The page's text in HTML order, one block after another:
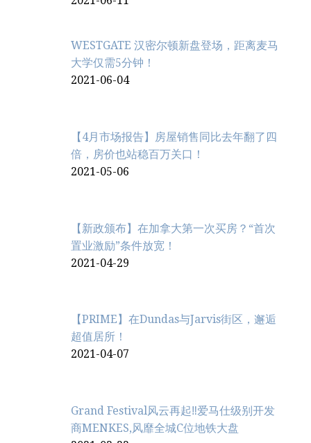
WESTGATE 汉密尔顿新盘登场，距离麦马
大学仅需5分钟！
2021-06-04
【4月市场报告】房屋销售同比去年翻了四
倍，房价也站稳百万关口！
2021-05-06
【新政颁布】在加拿大第一次买房？“首次
置业激励”条件放宽！
2021-04-29
【PRIME】在Dundas与Jarvis街区，邂逅
超值居所！
2021-04-07
Grand Festival风云再起‼️爱马仕级别开发
商MENKES,风靡全城C位地铁大盘